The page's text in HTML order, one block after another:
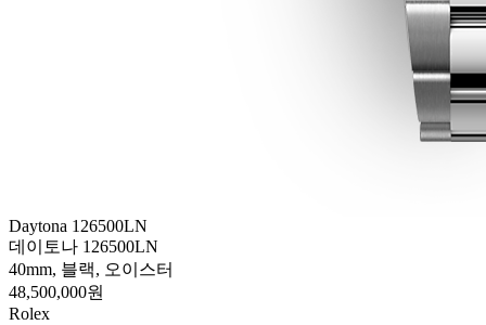
Daytona 126500LN
데이토나 126500LN
40mm, 블랙, 오이스터
48,500,000원
Rolex